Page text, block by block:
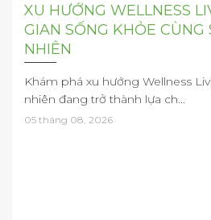
XU HƯỚNG WELLNESS
GIAN SỐNG KHỎE CÙNG
NHIÊN
Khám phá xu hướng Wellness
nhiên đang trở thành lựa ch...
05 tháng 08, 2026